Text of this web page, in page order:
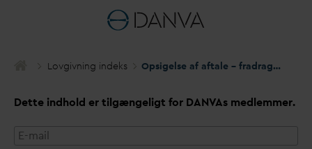
Lovgivning indeks Opsigelse af aftale – fradrag i
Dette indhold er tilgængeligt for DANVAs medlemmer.